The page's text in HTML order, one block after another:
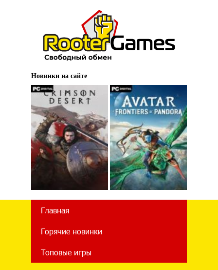
Новинки на сайте
Главная
Горячие новинки
Топовые игры